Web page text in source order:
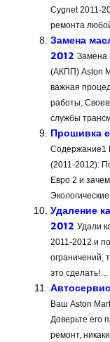
Cygnet 2011-
ремонта
Замена
2012 Замена
(АКПП) Aston
важная
работы.
службы
Прошивка
Содержание1
(2011-2012):
Евро 2 и
Удаление
2012 Удали
2011-2012 и
ограничений,
это сделать!…
Ваш Aston
Доверьте его
ремонт,